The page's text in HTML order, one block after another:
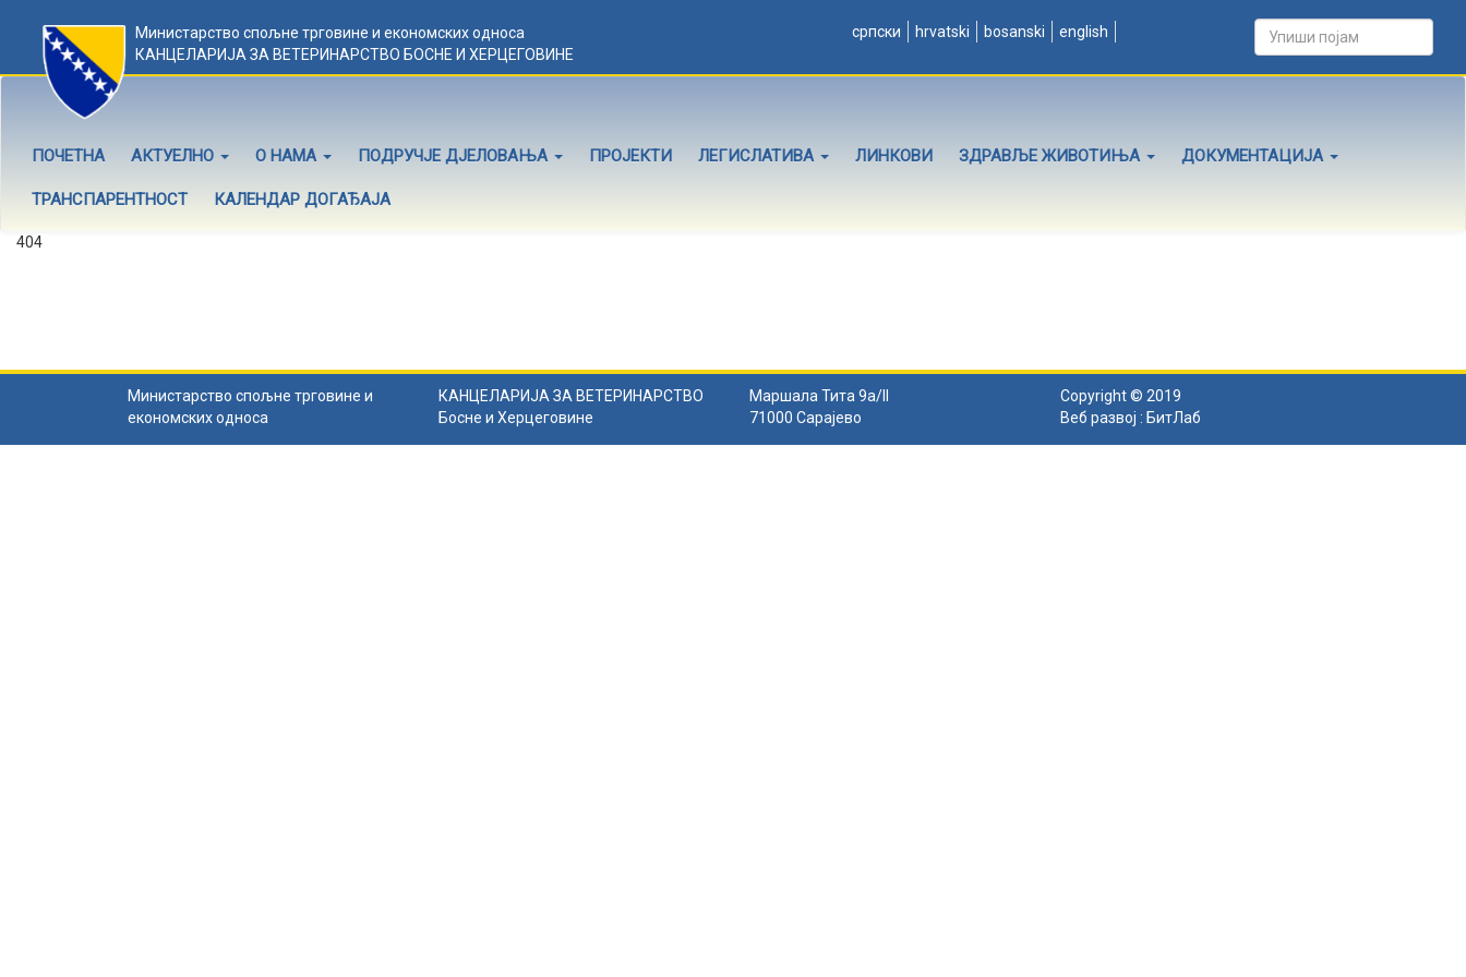
Министарство спољне трговине и економских односа
КАНЦЕЛАРИЈА ЗА ВЕТЕРИНАРСТВО БОСНЕ И ХЕРЦЕГОВИНЕ
српски hrvatski bosanski english
ПОЧЕТНА АКТУЕЛНО О НАМА ПОДРУЧЈЕ ДЈЕЛОВАЊА ПРОЈЕКТИ ЛЕГИСЛАТИВА ЛИНКОВИ ЗДРАВЉЕ ЖИВОТИЊА ДОКУМЕНТАЦИЈА
ТРАНСПАРЕНТНОСТ КАЛЕНДАР ДОГАЂАЈА
404
Министарство спољне трговине и
економских односа
КАНЦЕЛАРИЈА ЗА ВЕТЕРИНАРСТВО
Босне и Херцеговине
Маршала Тита 9а/II
71000 Сарајево
Copyright © 2019
Веб развој : БитЛаб